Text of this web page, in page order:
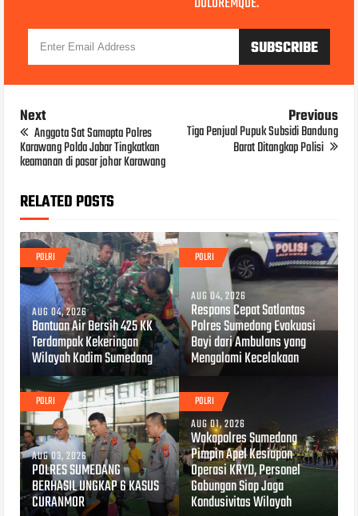
Next
Anggota Sat Samapta Polres
Karawang Polda Jabar Tingkatkan
keamanan di pasar johar Karawang
Previous
Tiga Penjual Pupuk Subsidi Bandung
Barat Ditangkap Polisi
RELATED POSTS
POLRI
AUG 04, 2026
Bantuan Air Bersih 425 KK
Terdampak Kekeringan
Wilayah Kodim Sumedang
POLRI
AUG 04, 2026
Respons Cepat Satlantas
Polres Sumedang Evakuasi
Bayi dari Ambulans yang
Mengalami Kecelakaan
POLRI
AUG 03, 2026
POLRES SUMEDANG
BERHASIL UNGKAP 6 KASUS
CURANMOR
POLRI
AUG 01, 2026
Wakapolres Sumedang
Pimpin Apel Kesiapan
Operasi KRYD, Personel
Gabungan Siap Jaga
Kondusivitas Wilayah